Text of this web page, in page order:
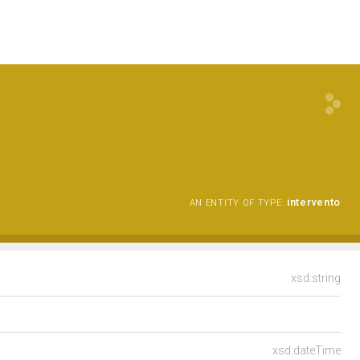
AN ENTITY OF TYPE: intervento
xsd:string
xsd:dateTime